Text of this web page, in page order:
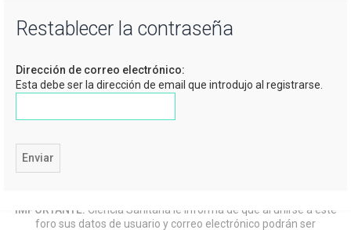
Restablecer la contraseña
Dirección de correo electrónico:
Esta debe ser la dirección de email que introdujo al registrarse.
IMPORTANTE: Ciencia Sanitaria le informa de que al unirse a este
foro sus datos de usuario y correo electrónico podrán ser